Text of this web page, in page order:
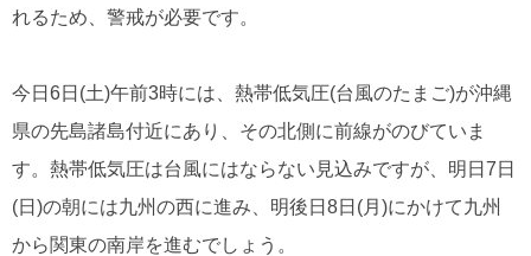
れるため、警戒が必要です。
今日6日(土)午前3時には、熱帯低気圧(台風のたまご)が沖縄
県の先島諸島付近にあり、その北側に前線がのびていま
す。熱帯低気圧は台風にはならない見込みですが、明日7日
(日)の朝には九州の西に進み、明後日8日(月)にかけて九州
から関東の南岸を進むでしょう。